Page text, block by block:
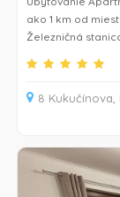
ako 1 km od
Železničná
Niektoré
obrazovkou,
Medzi
8 Kukučínova,